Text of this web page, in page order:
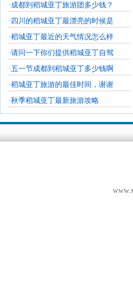
·成都到稻城亚丁旅游团多少钱？
· 四川的稻城亚丁最漂亮的时候是
·稻城亚丁最近的天气情况怎么样
·请问一下你们提供稻城亚丁自驾
·五一节成都到稻城亚丁多少钱啊
·稻城亚丁旅游的最佳时间，谢谢
·秋季稻城亚丁最新旅游攻略